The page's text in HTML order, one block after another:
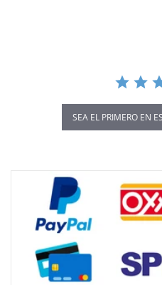
SEA EL PRIMERO EN